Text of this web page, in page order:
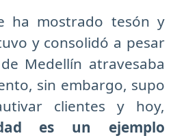
ha mostrado tesón y
y consolidó a pesar
Medellín atravesaba
sin embargo, supo
clientes y hoy,
es un ejemplo